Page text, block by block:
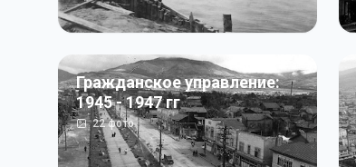
Гражданское управление:
1945 - 1947 гг
22фото